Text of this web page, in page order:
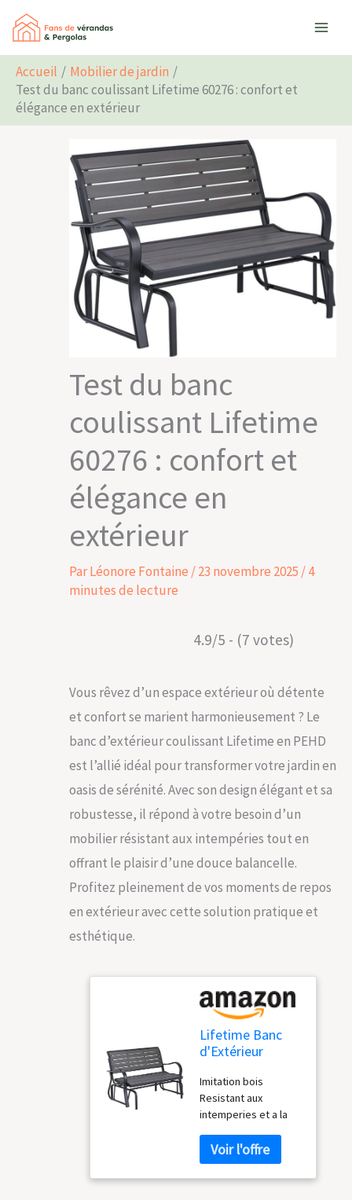
Aller
contenu
Accueil
Mobilier de jardin
Test du banc coulissant Lifetime 60276 : confort et
élégance en extérieur
Test du banc
coulissant Lifetime
60276 : confort et
élégance en
extérieur
ParLéonore Fontaine /23 novembre 2025 /4
minutes de lecture
4.9/5 - (7 votes)
Vous rêvez d’un espace extérieur où détente
et confort se marient harmonieusement ? Le
banc d’extérieur coulissant Lifetime en PEHD
est l’allié idéal pour transformer votre jardin en
oasis de sérénité. Avec son design élégant et sa
robustesse, il répond à votre besoin d’un
mobilier résistant aux intempéries tout en
offrant le plaisir d’une douce balancelle.
Profitez pleinement de vos moments de repos
en extérieur avec cette solution pratique et
esthétique.
Lifetime Banc
d'Extérieur
Balancelle PEHD,
Gris 60276
Imitation bois
Resistant aux
intemperies et a la
Rechercher